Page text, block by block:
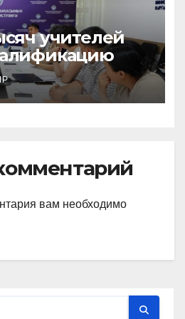
учителей
вам необходимо